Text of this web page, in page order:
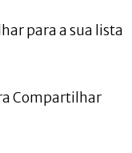
para a sua lista
Compartilhar